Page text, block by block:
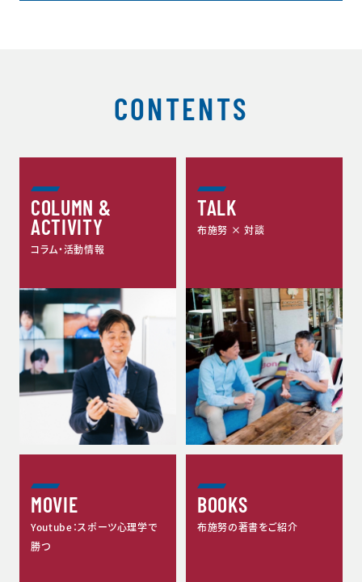
CONTENTS
COLUMN &
ACTIVITY
コラム・活動情報
TALK
布施努 × 対談
MOVIE
Youtube：スポーツ心理学で
勝つ
BOOKS
布施努の著書をご紹介